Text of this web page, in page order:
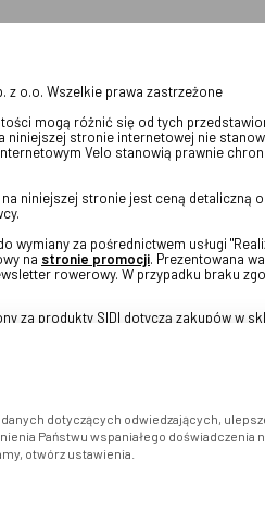
z o.o. Wszelkie prawa zastrzeżone
mogą różnić się od tych
niniejszej stronie internetowej nie
Velo stanowią prawnie
na niniejszej stronie jest ceną
wymiany za pośrednictwem usługi
na stronie promocji. Prezentowana
rowerowy. W przypadku braku
za produkty SIDI dotyczą zakupów w
danych dotyczących odwiedzających,
Państwu wspaniałego
otwórz ustawienia.